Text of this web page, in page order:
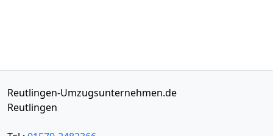
Reutlingen-Umzugsunternehmen.de
Reutlingen